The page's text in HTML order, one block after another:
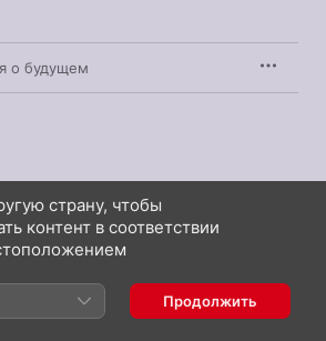
о будущем
страну, чтобы
контент в соответствии
Продолжить